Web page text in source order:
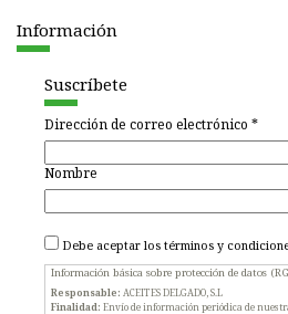
Información
Suscríbete
Dirección de correo electrónico *
Nombre
Debe aceptar los términos y
Información básica sobre protección de datos
Responsable: ACEITES DELGADO, S.L
Finalidad: Envío de información periódica de